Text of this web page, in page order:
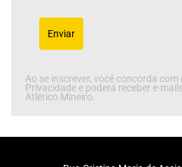
Enviar
Ao se inscrever, você concorda
Privacidade e poderá receber e-
Atlético Mineiro.